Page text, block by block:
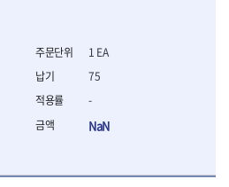
1 EA
75
-
NaN